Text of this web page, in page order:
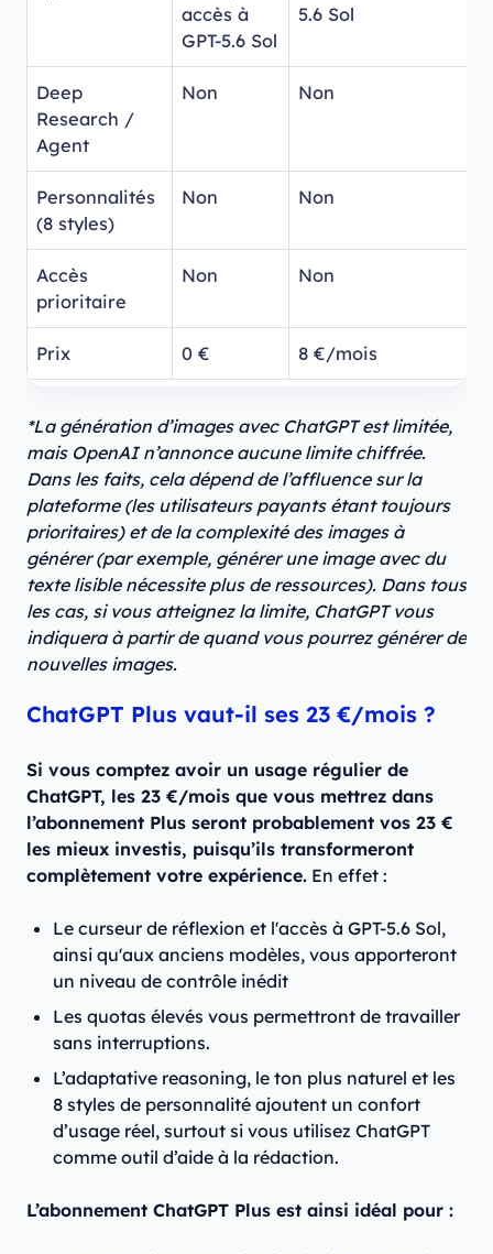
accès à
GPT-5.6 Sol
5.6 Sol
Deep
Research /
Agent
Non Non
Personnalités
(8 styles)
Non Non
Accès
prioritaire
Non Non
Prix 0 € 8 €/mois
*La génération d’images avec ChatGPT est limitée,
mais OpenAI n’annonce aucune limite chiffrée.
Dans les faits, cela dépend de l’affluence sur la
plateforme (les utilisateurs payants étant toujours
prioritaires) et de la complexité des images à
générer (par exemple, générer une image avec du
texte lisible nécessite plus de ressources). Dans tous
les cas, si vous atteignez la limite, ChatGPT vous
indiquera à partir de quand vous pourrez générer de
nouvelles images.
ChatGPT Plus vaut-il ses 23 €/mois ?
Si vous comptez avoir un usage régulier de
ChatGPT, les 23 €/mois que vous mettrez dans
l’abonnement Plus seront probablement vos 23 €
les mieux investis, puisqu’ils transformeront
complètement votre expérience. En effet :
Le curseur de réflexion et l'accès à GPT-5.6 Sol,
ainsi qu'aux anciens modèles, vous apporteront
un niveau de contrôle inédit
Les quotas élevés vous permettront de travailler
sans interruptions.
L’adaptative reasoning, le ton plus naturel et les
8 styles de personnalité ajoutent un confort
d’usage réel, surtout si vous utilisez ChatGPT
comme outil d’aide à la rédaction.
L’abonnement ChatGPT Plus est ainsi idéal pour :